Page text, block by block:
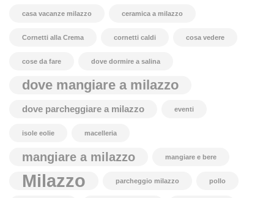
casa vacanze milazzo ceramica a milazzo
Cornetti alla Crema cornetti caldi cosa vedere
cose da fare dove dormire a salina
dove mangiare a milazzo
dove parcheggiare a milazzo eventi
isole eolie macelleria
mangiare a milazzo mangiare e bere
Milazzo parcheggio milazzo pollo